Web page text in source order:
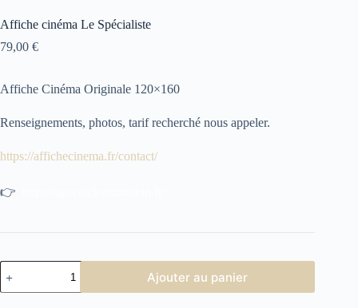
Affiche cinéma Le Spécialiste
79,00 €
Affiche Cinéma Originale 120×160
Renseignements, photos, tarif recherché nous appeler.
https://affichecinema.fr/contact/
👉
quantité
de
Affiche
Ajouter au panier